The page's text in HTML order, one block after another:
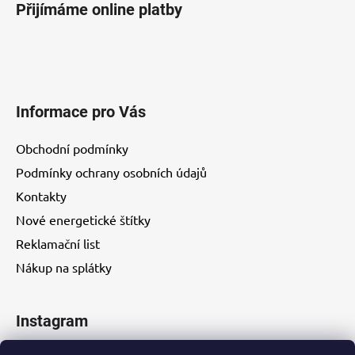
Přijímáme online platby
Informace pro Vás
Obchodní podmínky
Podmínky ochrany osobních údajů
Kontakty
Nové energetické štítky
Reklamační list
Nákup na splátky
Instagram